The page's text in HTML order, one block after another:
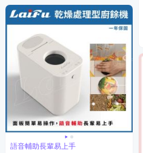
語音輔助長輩易上手